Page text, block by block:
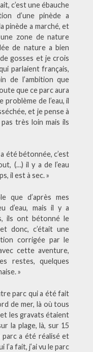
c’est une ébauche
d’une pinède a
pinède a marché, et
zone de nature
de nature a bien
gosses et je crois
parlaient français,
de l’ambition que
que ce parc aura
problème de l’eau, il
et je pense à
très loin mais ils
été bétonnée, c’est
(…) il y a de l’eau
il est à sec. »
que d’après mes
d’eau, mais il y a
ils ont bétonné le
donc, c’était une
corrigée par le
cette aventure,
restes, quelques
»
parc qui a été fait
de mer, là où tous
les gravats étaient
la plage, là, sur 15
a été réalisé et
l’a fait, j’ai vu le parc